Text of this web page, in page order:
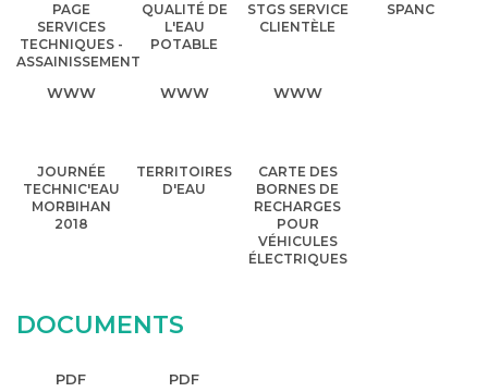
PAGE
SERVICES
TECHNIQUES -
ASSAINISSEMENT
QUALITÉ DE
L'EAU
POTABLE
STGS SERVICE
CLIENTÈLE
SPANC
WWW
JOURNÉE
TECHNIC'EAU
MORBIHAN
2018
WWW
TERRITOIRES
D'EAU
WWW
CARTE DES
BORNES DE
RECHARGES
POUR
VÉHICULES
ÉLECTRIQUES
DOCUMENTS
PDF PDF